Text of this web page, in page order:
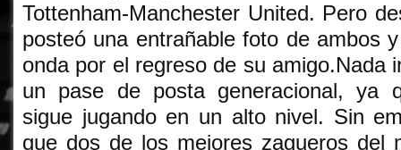
Tottenham-Manchester United. Pero
posteó una entrañable foto de ambos
onda por el regreso de su amigo.Nada
un pase de posta generacional, ya
sigue jugando en un alto nivel. Sin
que dos de los mejores zagueros del